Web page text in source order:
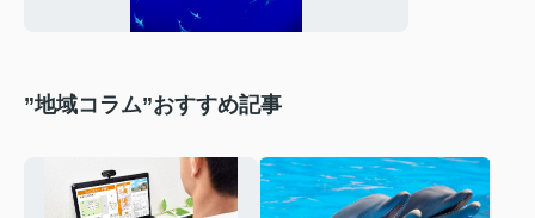
”地域コラム”おすすめ記事